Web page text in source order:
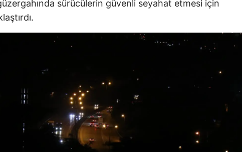
Kastamonu
Kırşehir
Kocaeli
Konya
sürücülerin güvenli seyahat etmesi için